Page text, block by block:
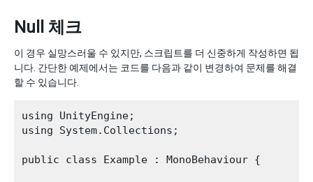
Null 체크
이 경우 실망스러울 수 있지만, 스크립트를 더 신중하게 작성하면 됩
니다. 간단한 예제에서는 코드를 다음과 같이 변경하여 문제를 해결
할 수 있습니다.
using UnityEngine;
using System.Collections;
public class Example : MonoBehaviour {